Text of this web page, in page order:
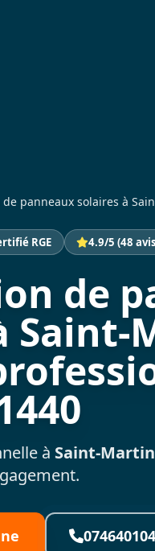
panneaux solaires à
RGE 4.9/5 (48
de
à Saint-